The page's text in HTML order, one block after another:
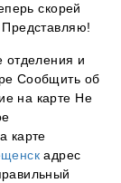
скорей
отделения и
Сообщить об
на карте Не
карте
адрес